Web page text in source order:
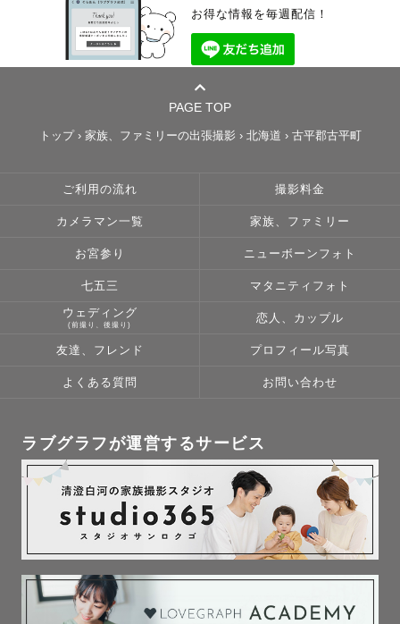
お得な情報を毎週配信！
PAGE TOP
トップ› 家族、ファミリーの出張撮影 › 北海道 › 古平郡古平町
ご利用の流れ 撮影料金
カメラマン一覧 家族、ファミリー
お宮参り ニューボーンフォト
七五三 マタニティフォト
ウェディング
(前撮り、後撮り)
恋人、カップル
友達、フレンド プロフィール写真
よくある質問 お問い合わせ
ラブグラフが運営するサービス